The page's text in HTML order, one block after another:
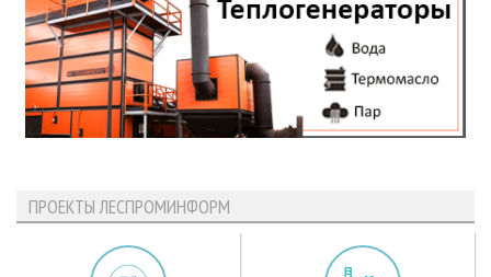
ПРОЕКТЫ ЛЕСПРОМИНФОРМ